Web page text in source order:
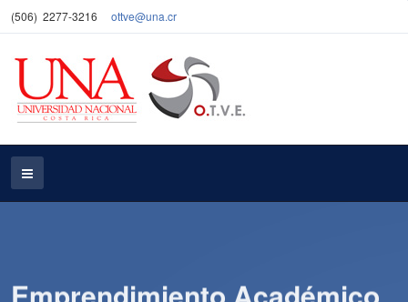
(506) 2277-3216 ottve@una.cr
Emprendimiento Académico